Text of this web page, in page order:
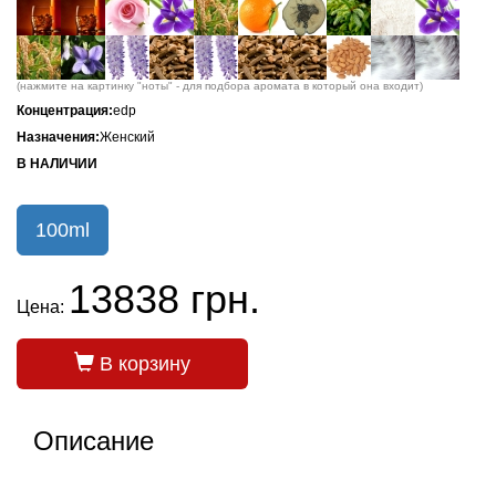
(нажмите на картинку "ноты" - для подбора аромата в который она входит)
Концентрация:edp
Назначения:Женский
В НАЛИЧИИ
100ml
Цена: 13838 грн.
В корзину
Описание